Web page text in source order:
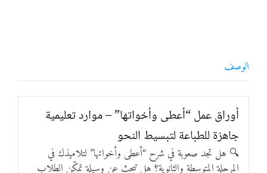
الوصف
أوراق عمل “أعطى وأخواتها” – موارد تعليمية
جاهزة للطباعة لتبسيط النحو
🔍 هل تجد صعوبة في شرح “أعطى وأخواتها” لتلاميذك في
المرحلة المتوسطة والثانوية؟ هل تبحث عن وسيلة تمكِّن الطلاب